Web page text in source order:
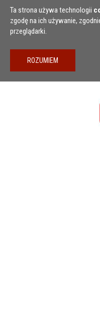
Przejdź do treści
Ta strona używa technologii
zgodę na ich używanie,
przeglądarki.